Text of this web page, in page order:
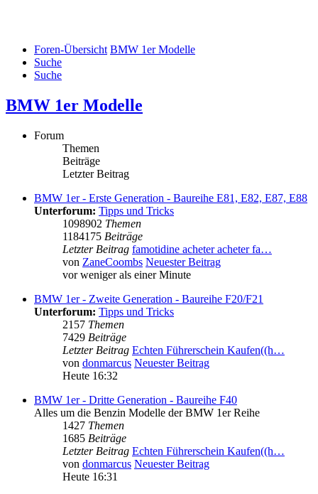
Foren-Übersicht BMW 1er Modelle
Suche
Suche
BMW 1er Modelle
Forum
Themen
Beiträge
Letzter Beitrag
BMW 1er - Erste Generation - Baureihe E81, E82, E87, E88
Unterforum: Tipps und Tricks
1098902 Themen
1184175 Beiträge
Letzter Beitrag famotidine acheter acheter fa…
von ZaneCoombs Neuester Beitrag
vor weniger als einer Minute
BMW 1er - Zweite Generation - Baureihe F20/F21
Unterforum: Tipps und Tricks
2157 Themen
7429 Beiträge
Letzter Beitrag Echten Führerschein Kaufen((h…
von donmarcus Neuester Beitrag
Heute 16:32
BMW 1er - Dritte Generation - Baureihe F40
Alles um die Benzin Modelle der BMW 1er Reihe
1427 Themen
1685 Beiträge
Letzter Beitrag Echten Führerschein Kaufen((h…
von donmarcus Neuester Beitrag
Heute 16:31